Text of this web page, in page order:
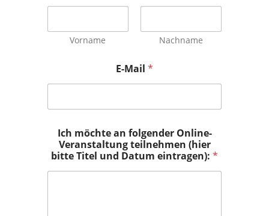
Vorname Nachname
E-Mail *
Ich möchte an folgender Online-
Veranstaltung teilnehmen (hier
bitte Titel und Datum eintragen): *